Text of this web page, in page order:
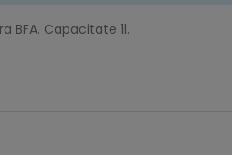
BFA. Capacitate 1l.